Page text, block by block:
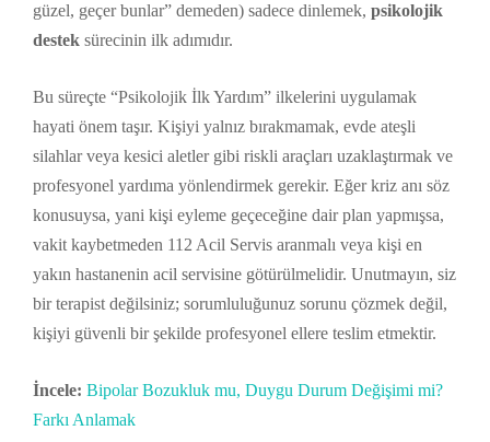
güzel, geçer bunlar” demeden) sadece dinlemek, psikolojik
destek sürecinin ilk adımıdır.
Bu süreçte “Psikolojik İlk Yardım” ilkelerini uygulamak
hayati önem taşır. Kişiyi yalnız bırakmamak, evde ateşli
silahlar veya kesici aletler gibi riskli araçları uzaklaştırmak ve
profesyonel yardıma yönlendirmek gerekir. Eğer kriz anı söz
konusuysa, yani kişi eyleme geçeceğine dair plan yapmışsa,
vakit kaybetmeden 112 Acil Servis aranmalı veya kişi en
yakın hastanenin acil servisine götürülmelidir. Unutmayın, siz
bir terapist değilsiniz; sorumluluğunuz sorunu çözmek değil,
kişiyi güvenli bir şekilde profesyonel ellere teslim etmektir.
İncele: Bipolar Bozukluk mu, Duygu Durum Değişimi mi?
Farkı Anlamak